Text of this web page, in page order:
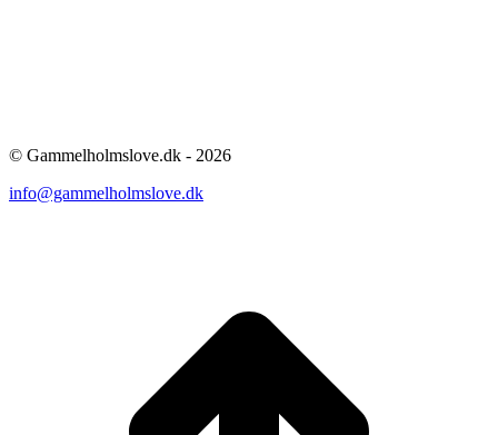
© Gammelholmslove.dk - 2026
info@gammelholmslove.dk